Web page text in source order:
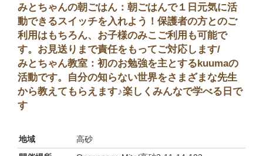
みとちゃんの朝ごはん：朝ごはんで１日元気に活
動できるスイッチを入れよう！保護者の方とのご
利用はもちろん、お子様のみこご利用も可能で
す。お見送りまで責任をもってご対応します/
みとちゃん教室：初のお勉強を主とするkuumaの
活動です。自分の知らない世界をさまざまな先生
から教えてもらえます♪楽しくみんなで学べる日で
す
地域
高砂